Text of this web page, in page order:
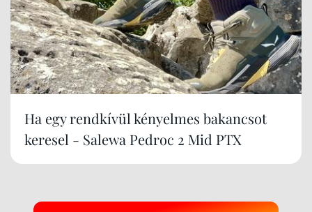
Ha egy rendkívül kényelmes bakancsot
keresel - Salewa Pedroc 2 Mid PTX